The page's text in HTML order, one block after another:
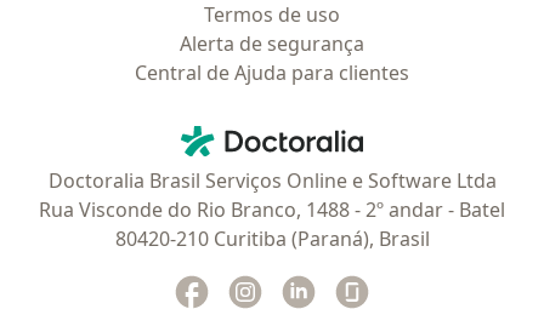
Termos de uso
Alerta de segurança
Central de Ajuda para clientes
Doctoralia - Homepage
Doctoralia Brasil Serviços Online e Software Ltda
Rua Visconde do Rio Branco, 1488 - 2º andar - Batel
80420-210 Curitiba (Paraná), Brasil
Facebook
abre num novo separador
Instagram
abre num novo separador
Linkedin
abre num novo